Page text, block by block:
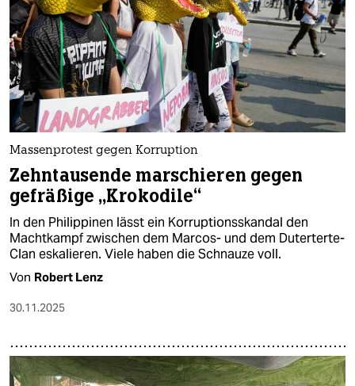
Massenprotest gegen Korruption
Zehntausende marschieren gegen
gefräßige „Krokodile“
In den Philippinen lässt ein Korruptionsskandal den
Machtkampf zwischen dem Marcos- und dem Duterterte-
Clan eskalieren. Viele haben die Schnauze voll.
Von Robert Lenz
30.11.2025